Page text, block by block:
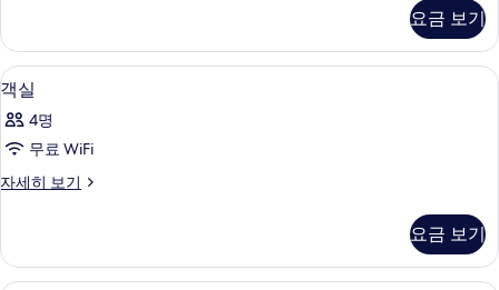
사
진
모
두
보
기
kitchenette
City
Skyline
View
자
히
요금 보기
객
실
사
진
모
보
기
고급 침구, 객실 내 금고, 책상, 방음 설비
7
객실
4명
무료 WiFi
자세히 보기
객
히
보
요금 보기